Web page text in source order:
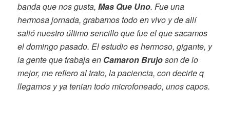
banda que nos gusta, Mas Que Uno. Fue una
hermosa jornada, grabamos todo en vivo y de allí
salió nuestro último sencillo que fue el que sacamos
el domingo pasado. El estudio es hermoso, gigante, y
la gente que trabaja en Camaron Brujoson de lo
mejor, me refiero al trato, la paciencia, con decirte q
llegamos y ya tenian todo microfoneado, unos capos.